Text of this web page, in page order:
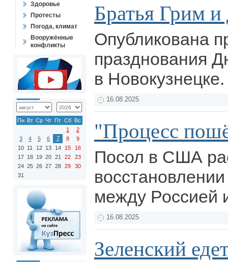
Здоровье
Протесты
Погода, климат
Вооружённые
конфликты
Пн Вт Ср Чт Пт Сб Вс
1
2
3
4 5 6 7 8
9
10 11 12 13 14 15
16
17 18 19 20 21 22
23
24 25 26 27 28 29
30
31
Братья Грим и
Опубликована
празднования
в
16.08.2025
"Процесс
Посол в США
между
16.08.2025
Зеленский